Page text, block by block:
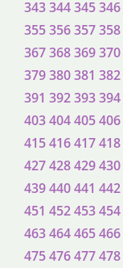
343344345346
355356357358
367368369370
379380381 382
391 392393394
403404405406
415416417418
427428429430
439440441 442
451 452453454
463464465466
475476477478